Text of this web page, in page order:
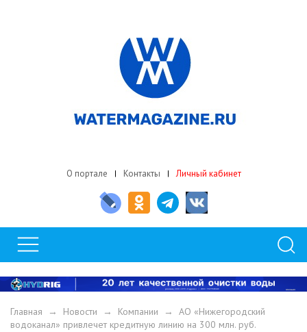
О портале Контакты Личный кабинет
Главная → Новости → Компании → АО «Нижегородский
водоканал» привлечет кредитную линию на 300 млн. руб.